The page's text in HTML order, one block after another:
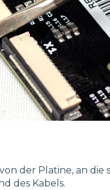
der Platine, an die
des Kabels.